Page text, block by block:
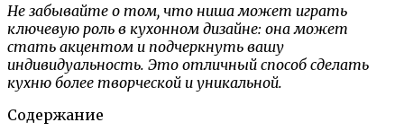
Не забывайте о том, что ниша может играть
ключевую роль в кухонном дизайне: она может
стать акцентом и подчеркнуть вашу
индивидуальность. Это отличный способ сделать
кухню более творческой и уникальной.
Содержание